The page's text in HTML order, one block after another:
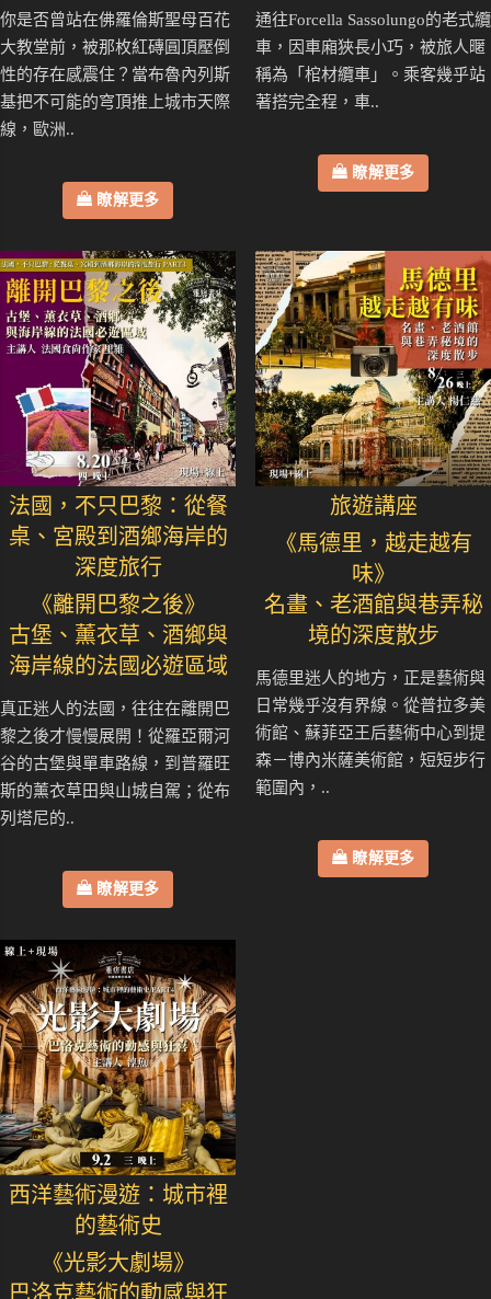
你是否曾站在佛羅倫斯聖母百花
大教堂前，被那枚紅磚圓頂壓倒
性的存在感震住？當布魯內列斯
基把不可能的穹頂推上城市天際
線，歐洲..
瞭解更多
通往Forcella Sassolungo的老式纜
車，因車廂狹長小巧，被旅人暱
稱為「棺材纜車」。乘客幾乎站
著搭完全程，車..
瞭解更多
法國，不只巴黎：從餐
桌、宮殿到酒鄉海岸的
深度旅行
《離開巴黎之後》
古堡、薰衣草、酒鄉與
海岸線的法國必遊區域
真正迷人的法國，往往在離開巴
黎之後才慢慢展開！從羅亞爾河
谷的古堡與單車路線，到普羅旺
斯的薰衣草田與山城自駕；從布
列塔尼的..
瞭解更多
旅遊講座
《馬德里，越走越有
味》
名畫、老酒館與巷弄秘
境的深度散步
馬德里迷人的地方，正是藝術與
日常幾乎沒有界線。從普拉多美
術館、蘇菲亞王后藝術中心到提
森－博內米薩美術館，短短步行
範圍內，..
瞭解更多
西洋藝術漫遊：城市裡
的藝術史
《光影大劇場》
巴洛克藝術的動感與狂